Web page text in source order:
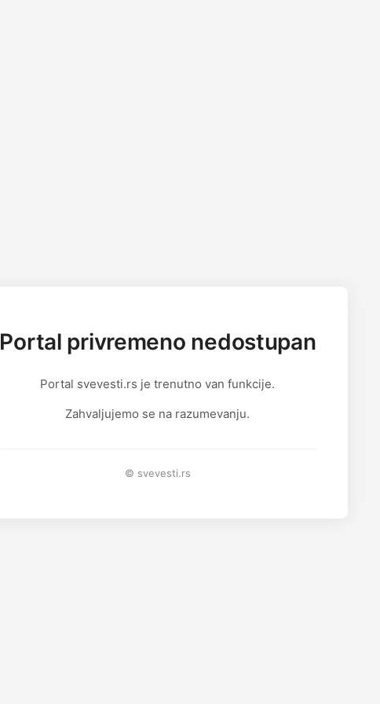
Portal privremeno nedostupan
Portal svevesti.rs je trenutno van funkcije.
Zahvaljujemo se na razumevanju.
© svevesti.rs